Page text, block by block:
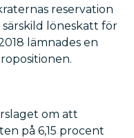
reservation
löneskatt för
lämnades en
om att
på 6,15 procent